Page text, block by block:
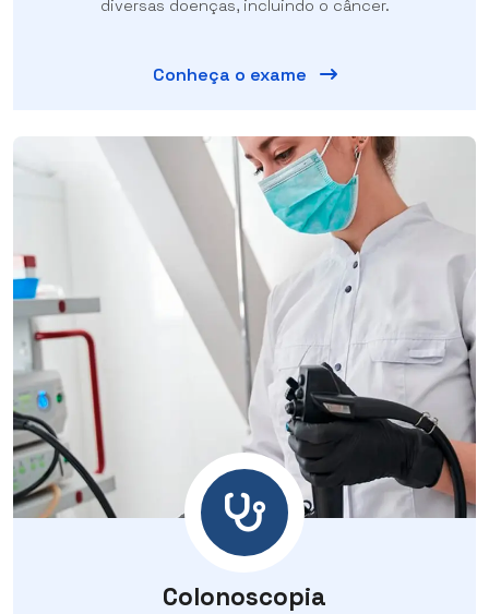
diversas doenças, incluindo o câncer.
Conheça o exame
Colonoscopia